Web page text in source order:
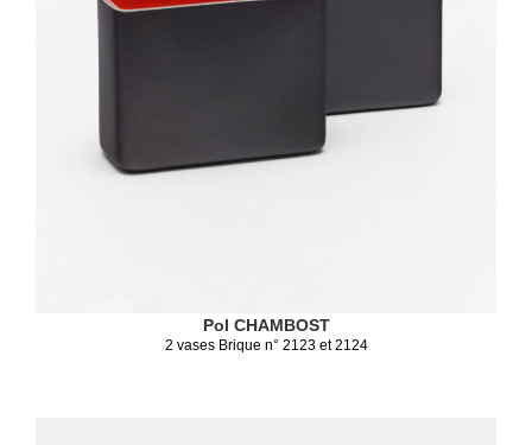
Pol CHAMBOST
2 vases Brique n° 2123 et 2124